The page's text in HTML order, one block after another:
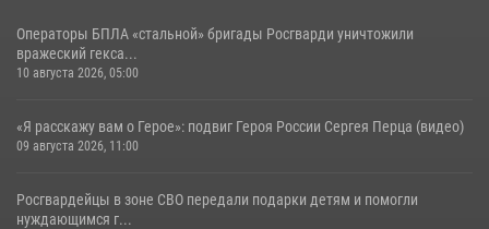
Операторы БПЛА «стальной» бригады Росгварди уничтожили
вражеский гекса...
10 августа 2026, 05:00
«Я расскажу вам о Герое»: подвиг Героя России Сергея Перца (видео)
09 августа 2026, 11:00
Росгвардейцы в зоне СВО передали подарки детям и помогли
нуждающимся г...